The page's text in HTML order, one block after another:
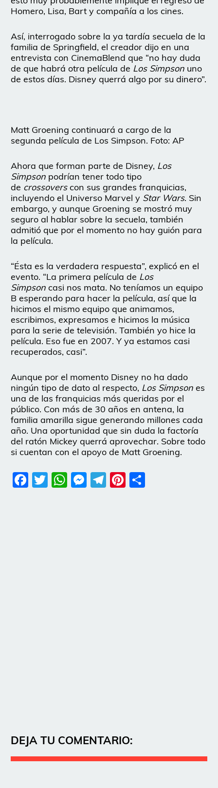
Homero, Lisa, Bart y compañía a los cines.
Así, interrogado sobre la ya tardía secuela de la
familia de Springfield, el creador dijo en una
entrevista con CinemaBlend que “no hay duda
de que habrá otra película de Los Simpson uno
de estos días. Disney querrá algo por su dinero”.
Matt Groening continuará a cargo de la
segunda película de Los Simpson. Foto: AP
Ahora que forman parte de Disney, Los
Simpson podrían tener todo tipo
de crossoverscon sus grandes franquicias,
incluyendo el Universo Marvel y Star Wars. Sin
embargo, y aunque Groening se mostró muy
seguro al hablar sobre la secuela, también
admitió que por el momento no hay guión para
la película.
“Ésta es la verdadera respuesta”, explicó en el
evento. “La primera película de Los
Simpson casi nos mata. No teníamos un equipo
B esperando para hacer la película, así que la
hicimos el mismo equipo que animamos,
escribimos, expresamos e hicimos la música
para la serie de televisión. También yo hice la
película. Eso fue en 2007. Y ya estamos casi
recuperados, casi”.
Aunque por el momento Disney no ha dado
ningún tipo de dato al respecto, Los Simpson es
una de las franquicias más queridas por el
público. Con más de 30 años en antena, la
familia amarilla sigue generando millones cada
año. Una oportunidad que sin duda la factoría
del ratón Mickey querrá aprovechar. Sobre todo
si cuentan con el apoyo de Matt Groening.
Facebook
Twitter
WhatsApp
Messenger
Telegram
Pinterest
DEJA TU COMENTARIO: